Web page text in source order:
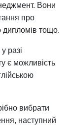
Вони
про
дипломів тощо.
разі
є можливість
вибрати
наступний